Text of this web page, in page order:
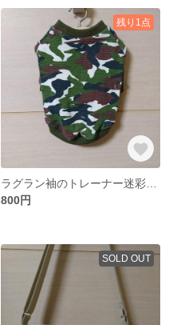
残り1点
800円
SOLD OUT